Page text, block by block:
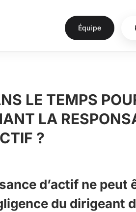
Équipe
LE TEMPS
LA
?
d’actif ne peut
du dirigeant